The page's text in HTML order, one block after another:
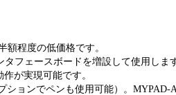
額程度の低価格です。
フェースボードを増設して使用します
が実現可能です。
ョンでペンも使用可能）。MYPAD-